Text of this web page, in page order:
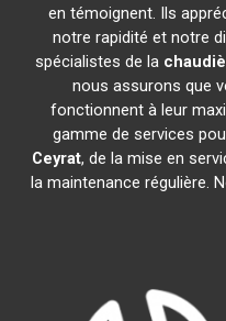
en témoignent. Ils
notre rapidité et notre
spécialistes de la
nous assurons que
fonctionnent à leur
gamme de services
Ceyrat, de la mise en
la maintenance régulière.